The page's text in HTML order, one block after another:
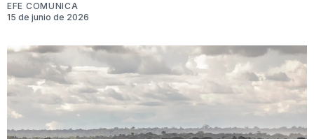
EFE COMUNICA
15 de junio de 2026